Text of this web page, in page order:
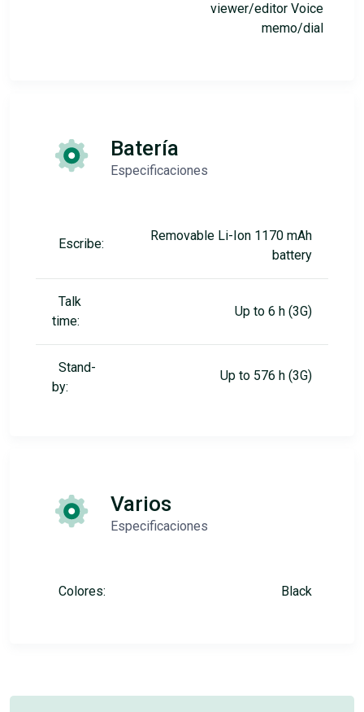
viewer/editor Voice
memo/dial
Batería
Especificaciones
Escribe:
Removable Li-Ion 1170 mAh
battery
Talk
time:
Up to 6 h (3G)
Stand-
by:
Up to 576 h (3G)
Varios
Especificaciones
Colores: Black